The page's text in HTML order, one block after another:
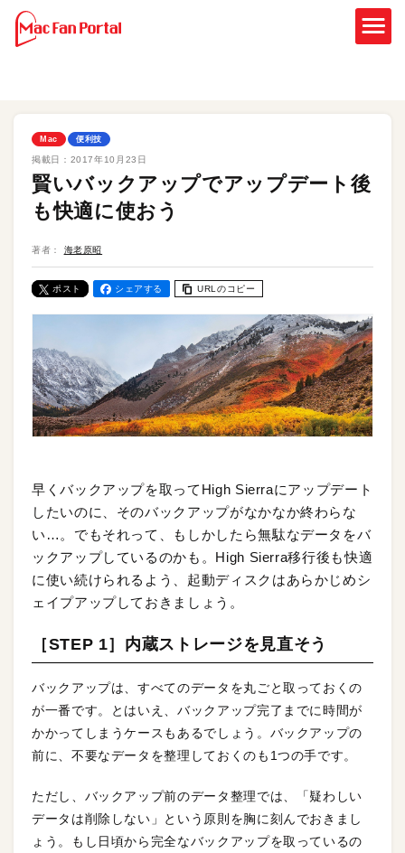
Mac 便利技
掲載日： 2017年10月23日
賢いバックアップでアップデート後
も快適に使おう
著者： 海老原昭
ポスト シェアする URLのコピー
早くバックアップを取ってHigh Sierraにアップデート
したいのに、そのバックアップがなかなか終わらな
い…。でもそれって、もしかしたら無駄なデータをバ
ックアップしているのかも。High Sierra移行後も快適
に使い続けられるよう、起動ディスクはあらかじめシ
ェイプアップしておきましょう。
［STEP 1］内蔵ストレージを見直そう
バックアップは、すべてのデータを丸ごと取っておくの
が一番です。とはいえ、バックアップ完了までに時間が
かかってしまうケースもあるでしょう。バックアップの
前に、不要なデータを整理しておくのも1つの手です。
ただし、バックアップ前のデータ整理では、「疑わしい
データは削除しない」という原則を胸に刻んでおきまし
ょう。もし日頃から完全なバックアップを取っているの